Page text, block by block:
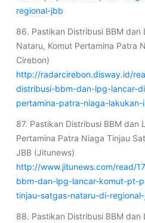
regional-jbb
86. Pastikan Distribusi BBM dan
Nataru, Komut Pertamina Patra
Cirebon)
http://radarcirebon.disway.id/
distribusi-bbm-dan-lpg-lancar-
pertamina-patra-niaga-lakukan-
87. Pastikan Distribusi BBM dan
Pertamina Patra Niaga Tinjau
JBB (Jitunews)
http://www.jitunews.com/read/
bbm-dan-lpg-lancar-komut-pt-
tinjau-satgas-nataru-di-
88. Pastikan Distribusi BBM dan